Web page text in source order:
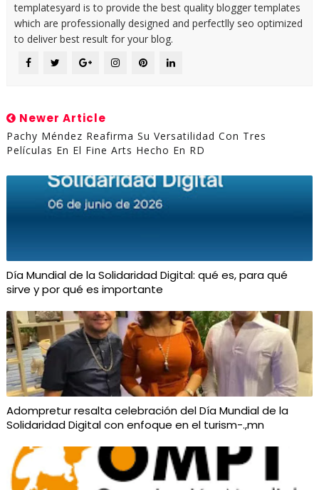
templatesyard is to provide the best quality blogger templates
which are professionally designed and perfectlly seo optimized
to deliver best result for your blog.
Newer Article
Pachy Méndez Reafirma Su Versatilidad Con Tres
Películas En El Fine Arts Hecho En RD
Día Mundial de la Solidaridad Digital: qué es, para qué
sirve y por qué es importante
Adompretur resalta celebración del Día Mundial de la
Solidaridad Digital con enfoque en el turism-.,mn